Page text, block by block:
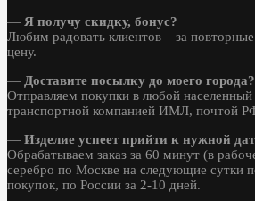
— Я получу скидку, бонус?
Любим радовать клиентов – за
цену.
— Доставите посылку до моего города?
Отправляем покупки в любой
транспортной компанией ИМЛ, почтой
— Изделие успеет прийти к нужной
Обрабатываем заказ за 60 минут (в
серебро по Москве на следующие сутки
покупок, по России за 2-10 дней.